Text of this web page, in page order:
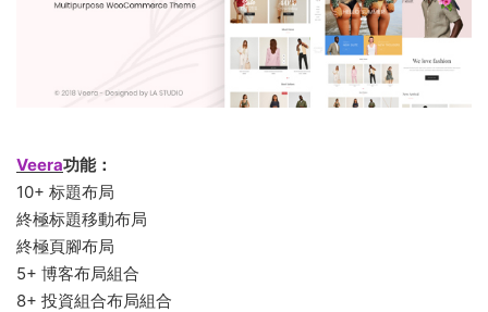
Veera功能：
10+ 标題布局
終極标題移動布局
終極頁腳布局
5+ 博客布局組合
8+ 投資組合布局組合